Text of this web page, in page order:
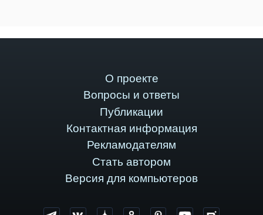
О проекте
Вопросы и ответы
Публикации
Контактная информация
Рекламодателям
Стать автором
Версия для компьютеров